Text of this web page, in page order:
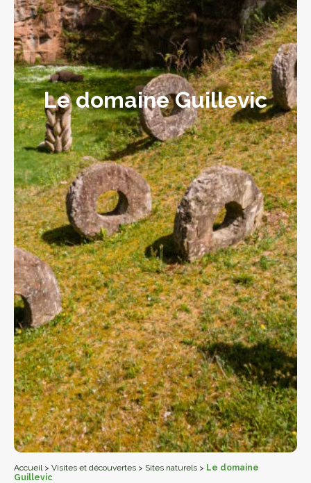
Le domaine Guillevic
Accueil > Visites et découvertes > Sites naturels > Le domaine
Guillevic